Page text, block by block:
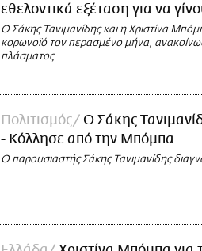
εθελοντικά εξέταση για να
Ο Σάκης Τανιμανίδης και η Χριστίνα
κορωνοϊό τον περασμένο μήνα,
πλάσματος
Πολιτισμός
Ο Σάκης
- Κόλλησε από την Μπόμπα
Ο παρουσιαστής Σάκης Τανιμανίδης